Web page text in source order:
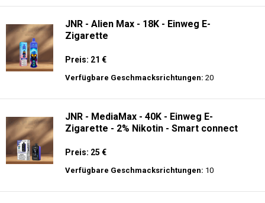
JNR - Alien Max - 18K - Einweg E-
Zigarette
Preis: 21 €
Verfügbare Geschmacksrichtungen: 20
JNR - MediaMax - 40K - Einweg E-
Zigarette - 2% Nikotin - Smart connect
Preis: 25 €
Verfügbare Geschmacksrichtungen: 10